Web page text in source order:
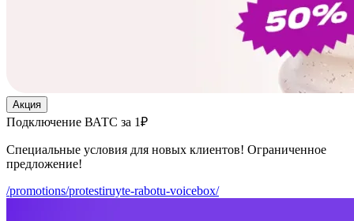
Акция
Подключение ВАТС за 1₽
Специальные условия для новых клиентов! Ограниченное
предложение!
/promotions/protestiruyte-rabotu-voicebox/